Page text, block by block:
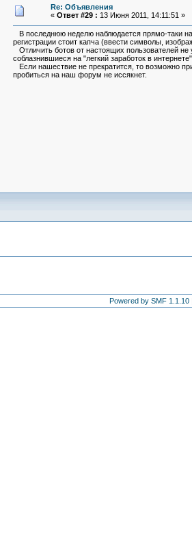
Re: Объявления
« Ответ #29 : 13 Июня 2011, 14:11:51 »
В последнюю неделю наблюдается прямо-таки
регистрации стоит капча (ввести символы,
Отличить ботов от настоящих пользователей
соблазнившиеся на "легкий заработок в
Если нашествие не прекратится, то возможно
пробиться на наш форум не иссякнет.
Powered by SMF 1.1.10